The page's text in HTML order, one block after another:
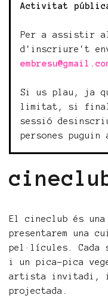
Activitat
Per a assistir
d'inscriure't
Si us plau, ja
limitat, si
sessió
persones
El cineclub és una
presentarem una
pel·lícules. Cada
i un pica-pica
artista invitadi,
projectada.